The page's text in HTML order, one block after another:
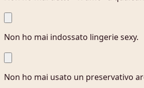
Non ho mai indossato lingerie sexy.
Non ho mai usato un preservativo